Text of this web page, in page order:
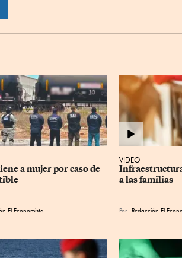
a mujer por caso de
El Economista
VIDEO
a las familias
Por Redacción El